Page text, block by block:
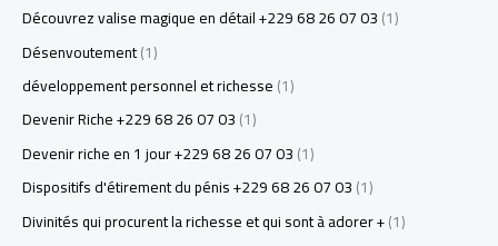
Découvrez valise magique en détail +229 68 26 07 03(1)
Désenvoutement(1)
développement personnel et richesse(1)
Devenir Riche +229 68 26 07 03(1)
Devenir riche en 1 jour +229 68 26 07 03(1)
Dispositifs d'étirement du pénis +229 68 26 07 03(1)
Divinités qui procurent la richesse et qui sont à adorer +(1)